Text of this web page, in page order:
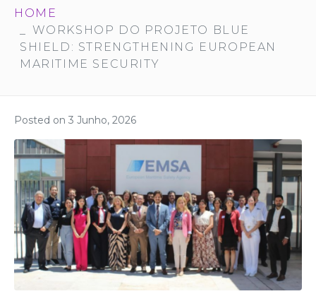
HOME
WORKSHOP DO PROJETO BLUE
SHIELD: STRENGTHENING EUROPEAN
MARITIME SECURITY
Posted on 3 Junho, 2026